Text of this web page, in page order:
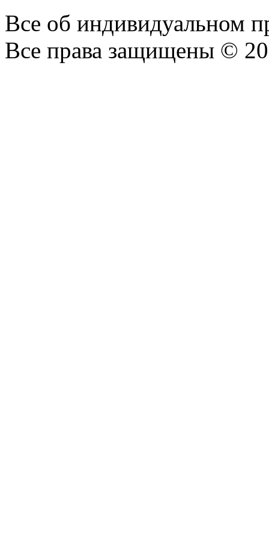
Все об индивидуальном
Все права защищены ©